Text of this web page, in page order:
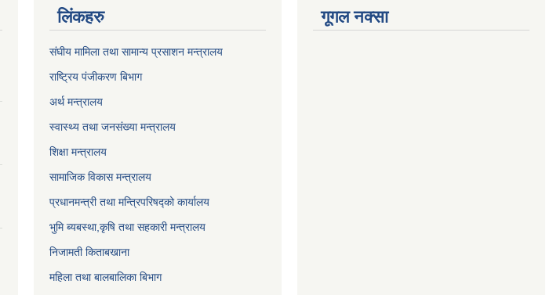
लिंकहरु
संघीय मामिला तथा सामान्य प्रसाशन मन्त्रालय
राष्ट्रिय पंजीकरण बिभाग
अर्थ मन्त्रालय
स्वास्थ्य तथा जनसंख्या मन्त्रालय
शिक्षा मन्त्रालय
सामाजिक विकास मन्त्रालय
प्रधानमन्त्री तथा मन्त्रिपरिषद्को कार्यालय
भुमि ब्यबस्था,कृषि तथा सहकारी मन्त्रालय
निजामती किताबखाना
महिला तथा बालबालिका बिभाग
गूगल नक्सा